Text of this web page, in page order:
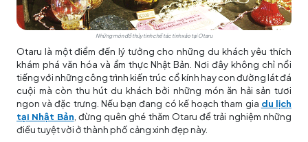
Những món đồ thủy tinh chế tác tinh xảo tại Otaru
Otaru là một điểm đến lý tưởng cho những du khách yêu thích
khám phá văn hóa và ẩm thực Nhật Bản. Nơi đây không chỉ nổi
tiếng với những công trình kiến trúc cổ kính hay con đường lát đá
cuội mà còn thu hút du khách bởi những món ăn hải sản tươi
ngon và đặc trưng. Nếu bạn đang có kế hoạch tham gia du lịch
tại Nhật Bản, đừng quên ghé thăm Otaru để trải nghiệm những
điều tuyệt vời ở thành phố cảng xinh đẹp này.